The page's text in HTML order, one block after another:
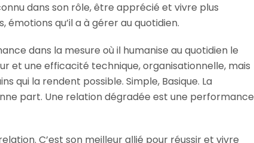
dans son rôle, être apprécié et vivre plus
qu’il a à gérer au quotidien.
dans la mesure où il humanise au quotidien le
et une efficacité technique, organisationnelle, mais
qui la rendent possible. Simple, Basique. La
part. Une relation dégradée est une performance
C’est son meilleur allié pour réussir et vivre